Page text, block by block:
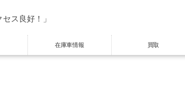
ス良好！」
在庫車情報 買取